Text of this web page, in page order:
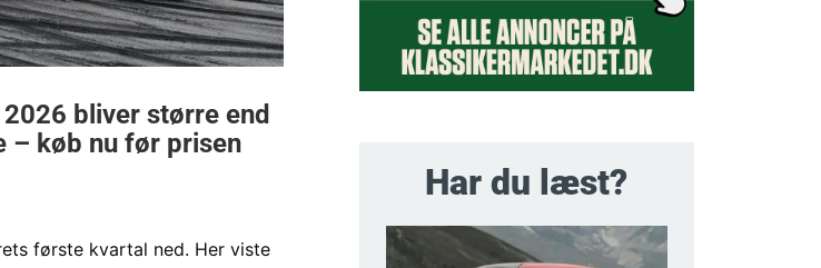
første kvartal ned. Her viste
Har du læst?